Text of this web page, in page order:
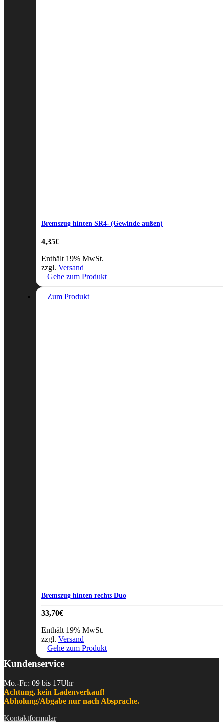
Bremszug hinten SR4- (Gewinde außen)
4,35€
Enthält 19% MwSt.
zzgl. Versand
Gehe zum Produkt
Zum Produkt
Bremszug hinten rechts Duo
33,70€
Enthält 19% MwSt.
zzgl. Versand
Gehe zum Produkt
Kundenservice
Mo.-Fr.: 09 bis 17Uhr
Achtung, kein Ladenverkauf!
Abholung/Abgabe nur nach Absprache.
Kontaktformular